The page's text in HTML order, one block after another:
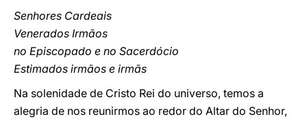
Senhores Cardeais
Venerados Irmãos
no Episcopado e no Sacerdócio
Estimados irmãos e irmãs
Na solenidade de Cristo Rei do universo, temos a
alegria de nos reunirmos ao redor do Altar do Senhor,